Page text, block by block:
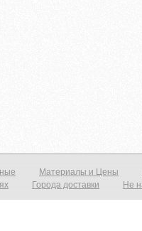
Материалы и Цены
Города доставки Не